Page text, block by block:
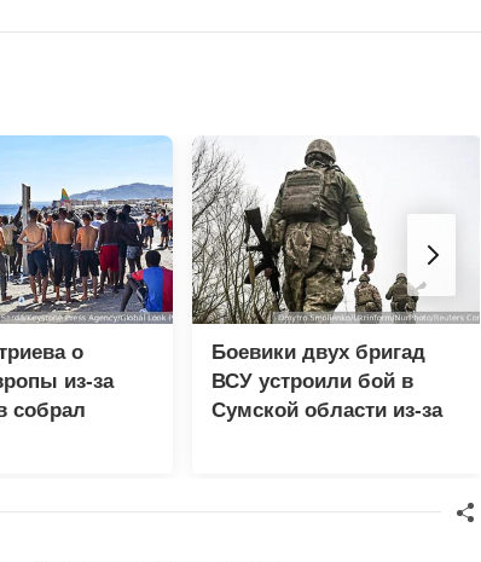
о
из-за
собрал
Боевики двух бригад
ВСУ устроили бой в
Сумской области из-за